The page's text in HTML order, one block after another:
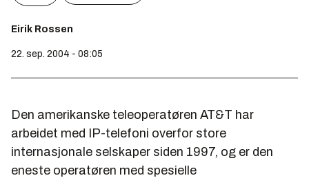
Eirik Rossen
22. sep. 2004 - 08:05
Den amerikanske teleoperatøren AT&T har
arbeidet med IP-telefoni overfor store
internasjonale selskaper siden 1997, og er den
eneste operatøren med spesielle